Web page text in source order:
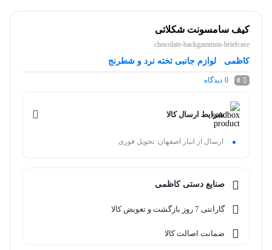
کیف سامسونت شکلاتی
chocolate-backgammon-briefcase
کاظمی / لوازم جانبی تخته نرد و شطرنج
0
0 دیدگاه
شرایط ارسال کالا
ارسال از انبار اصفهان: تحویل فوری
صنایع دستی کاظمی
گارانتی 7 روز بازگشت و تعویض کالا
ضمانت اصالت کالا